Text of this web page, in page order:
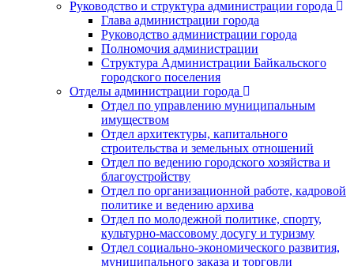
Руководство и структура администрации города
Глава администрации города
Руководство администрации города
Полномочия администрации
Структура Администрации Байкальского
городского поселения
Отделы администрации города
Отдел по управлению муниципальным
имуществом
Отдел архитектуры, капитального
строительства и земельных отношений
Отдел по ведению городского хозяйства и
благоустройству
Отдел по организационной работе, кадровой
политике и ведению архива
Отдел по молодежной политике, спорту,
культурно-массовому досугу и туризму
Отдел социально-экономического развития,
муниципального заказа и торговли